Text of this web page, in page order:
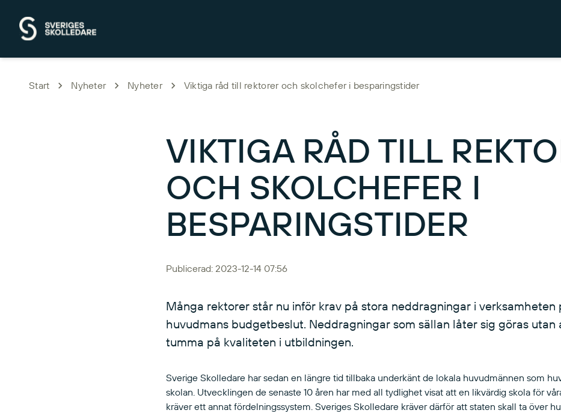
Start Nyheter Nyheter Viktiga råd till rektorer och skolchefer i besparingstider
VIKTIGA RÅD TILL
OCH SKOLCHEFER I
BESPARINGSTIDER
Publicerad: 2023-12-14 07:56
Många rektorer står nu inför krav på stora neddragningar i verksamheten
huvudmans budgetbeslut. Neddragningar som sällan låter sig göras utan
tumma på kvaliteten i utbildningen.
Sverige Skolledare har sedan en längre tid tillbaka underkänt de lokala huvudmännen som
skolan. Utvecklingen de senaste 10 åren har med all tydlighet visat att en likvärdig skola för
kräver ett annat fördelningssystem. Sveriges Skolledare kräver därför att staten skall ta över